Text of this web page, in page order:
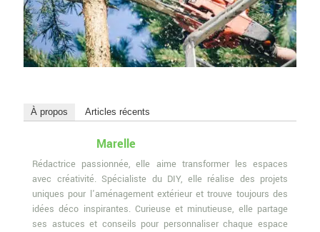
À propos Articles récents
Marelle
Rédactrice passionnée, elle aime transformer les espaces
avec créativité. Spécialiste du DIY, elle réalise des projets
uniques pour l'aménagement extérieur et trouve toujours des
idées déco inspirantes. Curieuse et minutieuse, elle partage
ses astuces et conseils pour personnaliser chaque espace